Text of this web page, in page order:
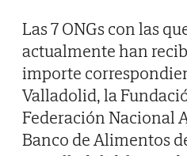
Las 7 ONGs con las
actualmente han
importe
Valladolid, la
Federación Nacional
Banco de Alimentos